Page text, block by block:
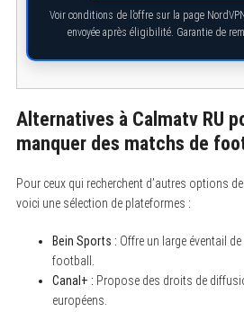
Voir conditions de l’offre sur la page
envoyée après éligibilité. Garantie de
Alternatives à Calmatv RU
manquer des matchs de
Pour ceux qui recherchent d’autres options
voici une sélection de plateformes :
Bein Sports : Offre un large éventail
football.
Canal+ : Propose des droits de
européens.
r
c
f
r